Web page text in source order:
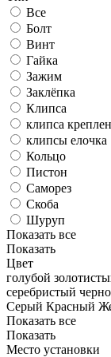
Все
Болт
Винт
Гайка
Зажим
Заклёпка
Клипса
клипса
клипсы елочка
Кольцо
Пистон
Саморез
Скоба
Шуруп
Показать все
Показать
Цвет
голубой
серебристый
Серый Красный
Показать все
Показать
Место установки